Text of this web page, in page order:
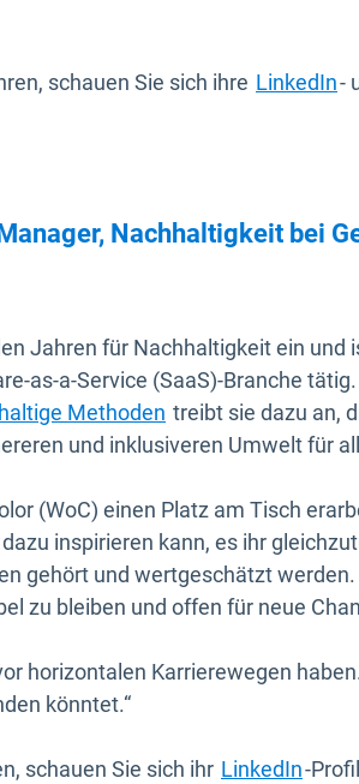
schauen Sie sich ihre LinkedIn-
Nachhaltigkeit bei
Jahren für Nachhaltigkeit ein und
as-a-Service (SaaS)-Branche
Methoden treibt sie dazu an,
und inklusiveren Umwelt für
(WoC) einen Platz am Tisch
inspirieren kann, es ihr
gehört und wertgeschätzt werden.
zu bleiben und offen für neue
horizontalen Karrierewegen
könntet.“
schauen Sie sich ihr LinkedInIn
-